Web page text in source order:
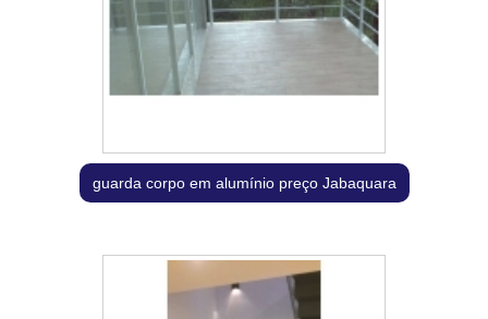
guarda corpo em alumínio preço Jabaquara